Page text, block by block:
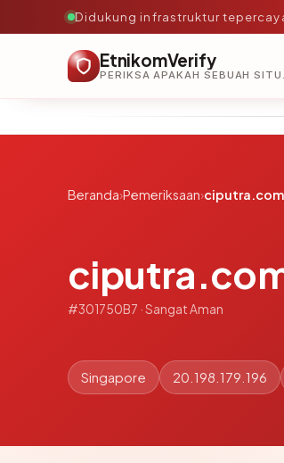
Didukung infrastruktur
EtnikomVerify
PERIKSA
Beranda›Pemeriksaan›ciputra.com
#301750B7 · Sangat Aman
Singapore 20.198.179.196